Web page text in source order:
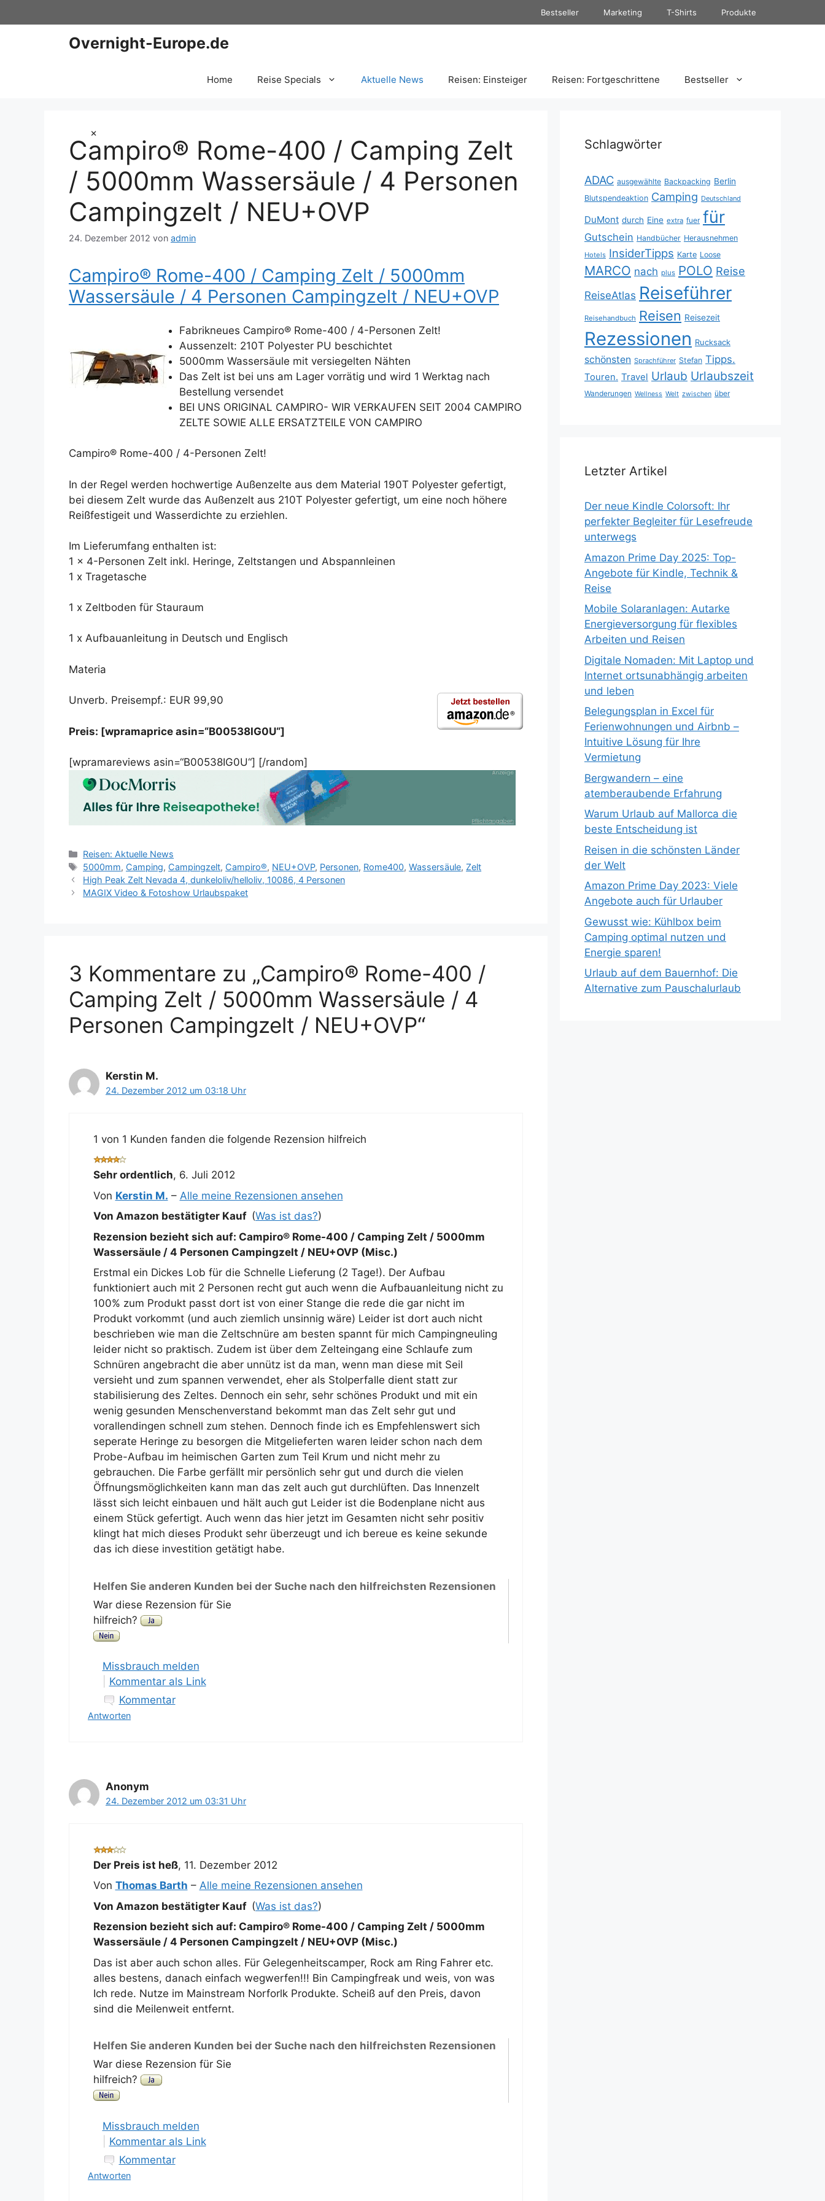
×
Inhalt
Bestseller Marketing T-Shirts Produkte
Overnight-Europe.de
Home Reise Specials Aktuelle News Reisen: Einsteiger Reisen: Fortgeschrittene Bestseller
Campiro® Rome-400 / Camping Zelt
/ 5000mm Wassersäule / 4 Personen
Campingzelt / NEU+OVP
24. Dezember 2012 von admin
Campiro® Rome-400 / Camping Zelt / 5000mm
Wassersäule / 4 Personen Campingzelt / NEU+OVP
Fabrikneues Campiro® Rome-400 / 4-Personen Zelt!
Aussenzelt: 210T Polyester PU beschichtet
5000mm Wassersäule mit versiegelten Nähten
Das Zelt ist bei uns am Lager vorrätig und wird 1 Werktag nach
Bestellung versendet
BEI UNS ORIGINAL CAMPIRO- WIR VERKAUFEN SEIT 2004 CAMPIRO
ZELTE SOWIE ALLE ERSATZTEILE VON CAMPIRO
Campiro® Rome-400 / 4-Personen Zelt!
In der Regel werden hochwertige Außenzelte aus dem Material 190T Polyester gefertigt,
bei diesem Zelt wurde das Außenzelt aus 210T Polyester gefertigt, um eine noch höhere
Reißfestigeit und Wasserdichte zu erziehlen.
Im Lieferumfang enthalten ist:
1 x 4-Personen Zelt inkl. Heringe, Zeltstangen und Abspannleinen
1 x Tragetasche
1 x Zeltboden für Stauraum
1 x Aufbauanleitung in Deutsch und Englisch
Materia
Unverb. Preisempf.: EUR 99,90
Preis: [wpramaprice asin=“B00538IG0U“]
[wpramareviews asin=“B00538IG0U“] [/random]
Kategorien
Reisen: Aktuelle News
Schlagwörter
5000mm, Camping, Campingzelt, Campiro®, NEU+OVP, Personen, Rome400,Wassersäule, Zelt
High Peak Zelt Nevada 4, dunkeloliv/helloliv, 10086, 4 Personen
MAGIX Video & Fotoshow Urlaubspaket
3 Kommentare zu „Campiro® Rome-400 /
Camping Zelt / 5000mm Wassersäule / 4
Personen Campingzelt / NEU+OVP“
Kerstin M.
24. Dezember 2012 um 03:18 Uhr
1 von 1 Kunden fanden die folgende Rezension hilfreich
Sehr ordentlich, 6. Juli 2012
Von Kerstin M. – Alle meine Rezensionen ansehen
Von Amazon bestätigter Kauf (Was ist das?)
Rezension bezieht sich auf: Campiro® Rome-400 / Camping Zelt / 5000mm
Wassersäule / 4 Personen Campingzelt / NEU+OVP (Misc.)
Erstmal ein Dickes Lob für die Schnelle Lieferung (2 Tage!). Der Aufbau
funktioniert auch mit 2 Personen recht gut auch wenn die Aufbauanleitung nicht zu
100% zum Produkt passt dort ist von einer Stange die rede die gar nicht im
Produkt vorkommt (und auch ziemlich unsinnig wäre) Leider ist dort auch nicht
beschrieben wie man die Zeltschnüre am besten spannt für mich Campingneuling
leider nicht so praktisch. Zudem ist über dem Zelteingang eine Schlaufe zum
Schnüren angebracht die aber unnütz ist da man, wenn man diese mit Seil
versieht und zum spannen verwendet, eher als Stolperfalle dient statt zur
stabilisierung des Zeltes. Dennoch ein sehr, sehr schönes Produkt und mit ein
wenig gesunden Menschenverstand bekommt man das Zelt sehr gut und
vorallendingen schnell zum stehen. Dennoch finde ich es Empfehlenswert sich
seperate Heringe zu besorgen die Mitgelieferten waren leider schon nach dem
Probe-Aufbau im heimischen Garten zum Teil Krum und nicht mehr zu
gebrauchen. Die Farbe gerfällt mir persönlich sehr gut und durch die vielen
Öffnungsmöglichkeiten kann man das zelt auch gut durchlüften. Das Innenzelt
lässt sich leicht einbauen und hält auch gut Leider ist die Bodenplane nicht aus
einem Stück gefertigt. Auch wenn das hier jetzt im Gesamten nicht sehr positiv
klingt hat mich dieses Produkt sehr überzeugt und ich bereue es keine sekunde
das ich diese investition getätigt habe.
Helfen Sie anderen Kunden bei der Suche nach den hilfreichsten Rezensionen
War diese Rezension für Sie
hilfreich?
Missbrauch melden
Kommentar als Link
Kommentar
Antworten
Anonym
24. Dezember 2012 um 03:31 Uhr
Der Preis ist heß, 11. Dezember 2012
Von Thomas Barth – Alle meine Rezensionen ansehen
Von Amazon bestätigter Kauf (Was ist das?)
Rezension bezieht sich auf: Campiro® Rome-400 / Camping Zelt / 5000mm
Wassersäule / 4 Personen Campingzelt / NEU+OVP (Misc.)
Das ist aber auch schon alles. Für Gelegenheitscamper, Rock am Ring Fahrer etc.
alles bestens, danach einfach wegwerfen!!! Bin Campingfreak und weis, von was
Ich rede. Nutze im Mainstream Norforlk Produkte. Scheiß auf den Preis, davon
sind die Meilenweit entfernt.
Helfen Sie anderen Kunden bei der Suche nach den hilfreichsten Rezensionen
War diese Rezension für Sie
hilfreich?
Missbrauch melden
Kommentar als Link
Kommentar
Antworten
Schlagwörter
ADAC ausgewählte Backpacking Berlin
Blutspendeaktion Camping Deutschland
DuMont durch Eine extra fuer für
Gutschein Handbücher Herausnehmen
Hotels InsiderTipps Karte Loose
MARCO nach plus POLO Reise
ReiseAtlas Reiseführer
Reisehandbuch Reisen Reisezeit
Rezessionen Rucksack
schönsten Sprachführer Stefan Tipps.
Touren. Travel Urlaub Urlaubszeit
Wanderungen Wellness Welt zwischen über
Letzter Artikel
Der neue Kindle Colorsoft: Ihr
perfekter Begleiter für Lesefreude
unterwegs
Amazon Prime Day 2025: Top-
Angebote für Kindle, Technik &
Reise
Mobile Solaranlagen: Autarke
Energieversorgung für flexibles
Arbeiten und Reisen
Digitale Nomaden: Mit Laptop und
Internet ortsunabhängig arbeiten
und leben
Belegungsplan in Excel für
Ferienwohnungen und Airbnb –
Intuitive Lösung für Ihre
Vermietung
Bergwandern – eine
atemberaubende Erfahrung
Warum Urlaub auf Mallorca die
beste Entscheidung ist
Reisen in die schönsten Länder
der Welt
Amazon Prime Day 2023: Viele
Angebote auch für Urlauber
Gewusst wie: Kühlbox beim
Camping optimal nutzen und
Energie sparen!
Urlaub auf dem Bauernhof: Die
Alternative zum Pauschalurlaub